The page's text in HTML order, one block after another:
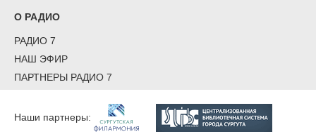
О РАДИО
РАДИО 7
НАШ ЭФИР
ПАРТНЕРЫ РАДИО 7
Наши партнеры: